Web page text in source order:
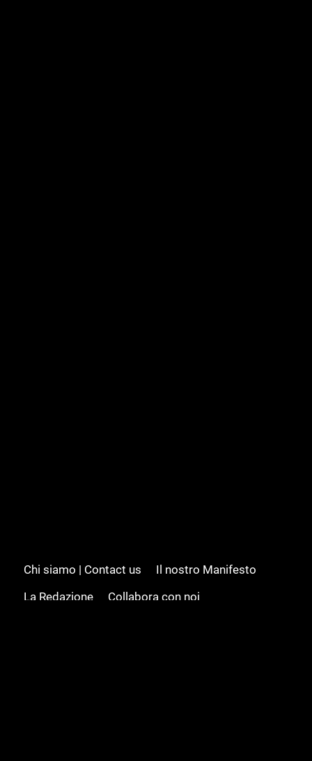
Chi siamo | Contact us
Il nostro Manifesto
La Redazione
Collabora con noi